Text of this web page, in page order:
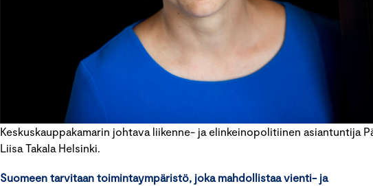
Keskuskauppakamarin johtava liikenne- ja elinkeinopolitiinen asiantuntija
Liisa Takala Helsinki.
Suomeen tarvitaan toimintaympäristö, joka mahdollistaa vienti- ja